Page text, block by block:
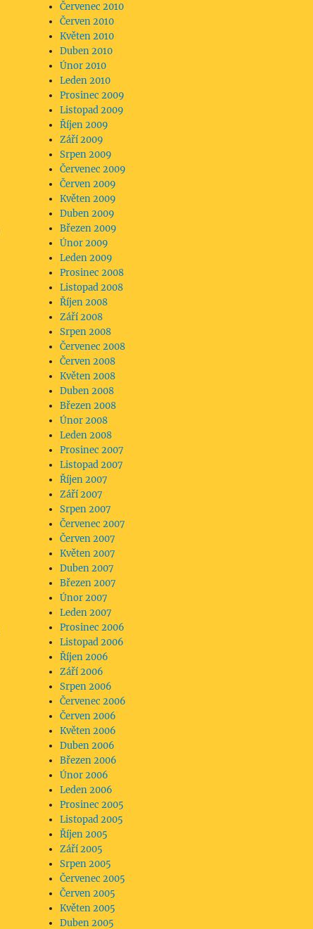
Červenec 2010
Červen 2010
Květen 2010
Duben 2010
Únor 2010
Leden 2010
Prosinec 2009
Listopad 2009
Říjen 2009
Září 2009
Srpen 2009
Červenec 2009
Červen 2009
Květen 2009
Duben 2009
Březen 2009
Únor 2009
Leden 2009
Prosinec 2008
Listopad 2008
Říjen 2008
Září 2008
Srpen 2008
Červenec 2008
Červen 2008
Květen 2008
Duben 2008
Březen 2008
Únor 2008
Leden 2008
Prosinec 2007
Listopad 2007
Říjen 2007
Září 2007
Srpen 2007
Červenec 2007
Červen 2007
Květen 2007
Duben 2007
Březen 2007
Únor 2007
Leden 2007
Prosinec 2006
Listopad 2006
Říjen 2006
Září 2006
Srpen 2006
Červenec 2006
Červen 2006
Květen 2006
Duben 2006
Březen 2006
Únor 2006
Leden 2006
Prosinec 2005
Listopad 2005
Říjen 2005
Září 2005
Srpen 2005
Červenec 2005
Červen 2005
Květen 2005
Duben 2005